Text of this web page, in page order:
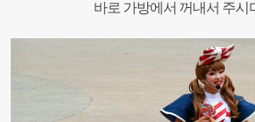
바로 가방에서 꺼내서 주시